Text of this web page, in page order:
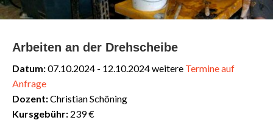
Arbeiten an der Drehscheibe
Datum:07.10.2024 - 12.10.2024 weitere Termine auf
Anfrage
Dozent:Christian Schöning
Kursgebühr: 239 €